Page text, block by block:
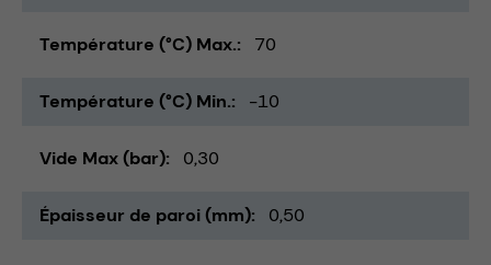
Température (°C) Max. 70
Température (°C) Min. -10
Vide Max (bar) 0,30
Épaisseur de paroi (mm) 0,50